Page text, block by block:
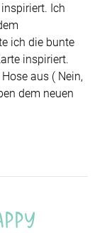
Ich
ich die bunte
inspiriert.
aus ( Nein,
dem neuen